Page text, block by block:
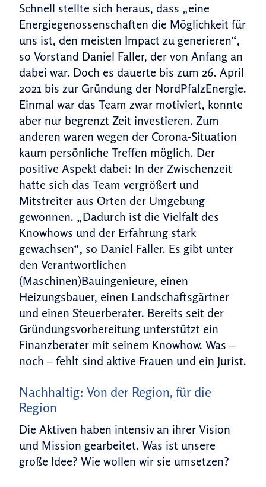
Schnell stellte sich heraus, dass „eine
Energiegenossenschaften die Möglichkeit für
uns ist, den meisten Impact zu generieren“,
so Vorstand Daniel Faller, der von Anfang an
dabei war. Doch es dauerte bis zum 26. April
2021 bis zur Gründung der NordPfalzEnergie.
Einmal war das Team zwar motiviert, konnte
aber nur begrenzt Zeit investieren. Zum
anderen waren wegen der Corona-Situation
kaum persönliche Treffen möglich. Der
positive Aspekt dabei: In der Zwischenzeit
hatte sich das Team vergrößert und
Mitstreiter aus Orten der Umgebung
gewonnen. „Dadurch ist die Vielfalt des
Knowhows und der Erfahrung stark
gewachsen“, so Daniel Faller. Es gibt unter
den Verantwortlichen
(Maschinen)Bauingenieure, einen
Heizungsbauer, einen Landschaftsgärtner
und einen Steuerberater. Bereits seit der
Gründungsvorbereitung unterstützt ein
Finanzberater mit seinem Knowhow. Was –
noch – fehlt sind aktive Frauen und ein Jurist.
Nachhaltig: Von der Region, für die
Region
Die Aktiven haben intensiv an ihrer Vision
und Mission gearbeitet. Was ist unsere
große Idee? Wie wollen wir sie umsetzen?